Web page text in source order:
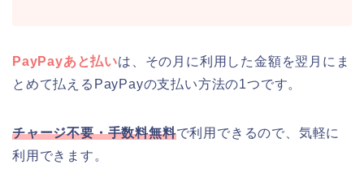
PayPayあと払いは、その月に利用した金額を翌月にま
とめて払えるPayPayの支払い方法の1つです。
チャージ不要・手数料無料で利用できるので、気軽に
利用できます。